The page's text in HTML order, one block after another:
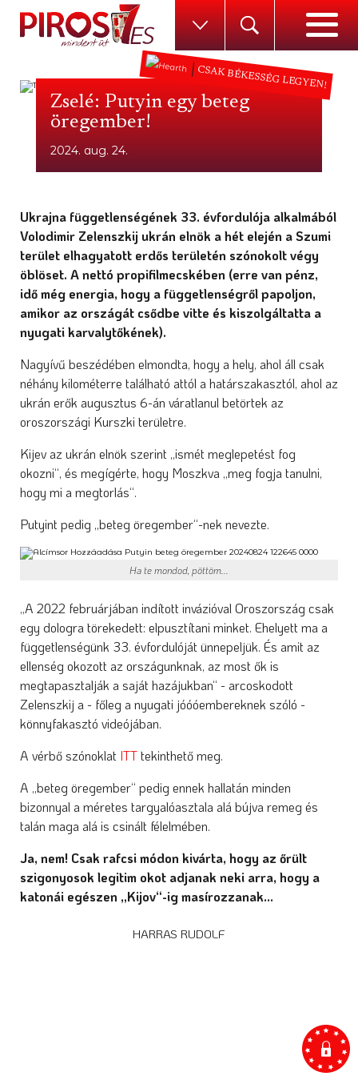
CSAK BÉKESSÉG LEGYEN!
Zselé: Putyin egy beteg
öregember!
2024. aug. 24.
Ukrajna függetlenségének 33. évfordulója alkalmából
Volodimir Zelenszkij ukrán elnök a hét elején a Szumi
terület elhagyatott erdős területén szónokolt végy
öblöset. A nettó propifilmecskében (erre van pénz,
idő még energia, hogy a függetlenségről papoljon,
amikor az országát csődbe vitte és kiszolgáltatta a
nyugati karvalytőkének).
Nagyívű beszédében elmondta, hogy a hely, ahol áll csak
néhány kilométerre található attól a határszakasztól, ahol az
ukrán erők augusztus 6-án váratlanul betörtek az
oroszországi Kurszki területre.
Kijev az ukrán elnök szerint „ismét meglepetést fog
okozni“, és megígérte, hogy Moszkva „meg fogja tanulni,
hogy mi a megtorlás“.
Putyint pedig „beteg öregember“-nek nevezte.
Ha te mondod, pöttöm...
„A 2022 februárjában indított invázióval Oroszország csak
egy dologra törekedett: elpusztítani minket. Ehelyett ma a
függetlenségünk 33. évfordulóját ünnepeljük. És amit az
ellenség okozott az országunknak, az most ők is
megtapasztalják a saját hazájukban“ - arcoskodott
Zelenszkij a - főleg a nyugati jóóóembereknek szóló -
könnyfakasztó videójában.
A vérbő szónoklat ITTtekinthető meg.
A „beteg öregember“ pedig ennek hallatán minden
bizonnyal a méretes targyalóasztala alá bújva remeg és
talán maga alá is csinált félelmében.
Ja, nem! Csak rafcsi módon kivárta, hogy az őrült
szigonyosok legitim okot adjanak neki arra, hogy a
katonái egészen „Kijov“-ig masírozzanak...
HARRAS RUDOLF